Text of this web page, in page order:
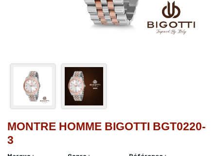
MONTRE HOMME BIGOTTI BGT0220-
3